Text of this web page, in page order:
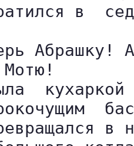
в
Абрашку!